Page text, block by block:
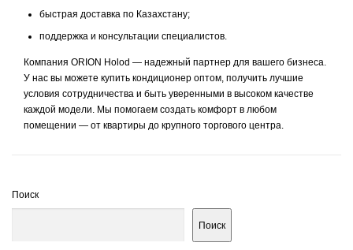
быстрая доставка по Казахстану;
поддержка и консультации специалистов.
Компания ORION Holod — надежный партнер для вашего бизнеса.
У нас вы можете купить кондиционер оптом, получить лучшие
условия сотрудничества и быть уверенными в высоком качестве
каждой модели. Мы помогаем создать комфорт в любом
помещении — от квартиры до крупного торгового центра.
Поиск
Поиск